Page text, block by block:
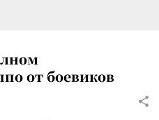
от боевиков